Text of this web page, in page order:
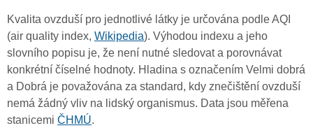
Kvalita ovzduší pro jednotlivé látky je určována podle AQI
(air quality index, Wikipedia). Výhodou indexu a jeho
slovního popisu je, že není nutné sledovat a porovnávat
konkrétní číselné hodnoty. Hladina s označením Velmi dobrá
a Dobrá je považována za standard, kdy znečištění ovzduší
nemá žádný vliv na lidský organismus. Data jsou měřena
stanicemi ČHMÚ.